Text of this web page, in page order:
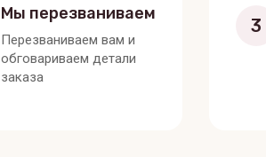
Мы перезваниваем
Перезваниваем вам и
обговариваем детали
заказа
3